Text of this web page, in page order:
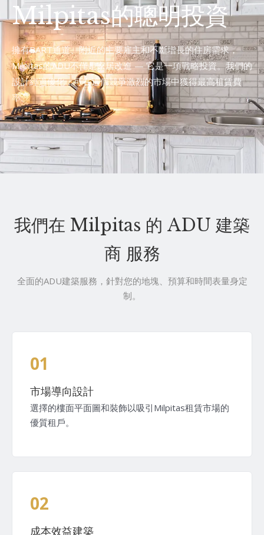
Milpitas的聰明投資
擁有BART通道、附近的主要雇主和不斷增長的住房需求，
Milpitas的ADU不僅是家居改進 — 它是一項戰略投資。我們的
設計經過優化，可在這個競爭激烈的市場中獲得最高租賃費
率。
我們在 Milpitas 的 ADU 建築
商 服務
全面的ADU建築服務，針對您的地塊、預算和時間表量身定
制。
01
市場導向設計
選擇的樓面平面圖和裝飾以吸引Milpitas租賃市場的
優質租戶。
02
成本效益建築